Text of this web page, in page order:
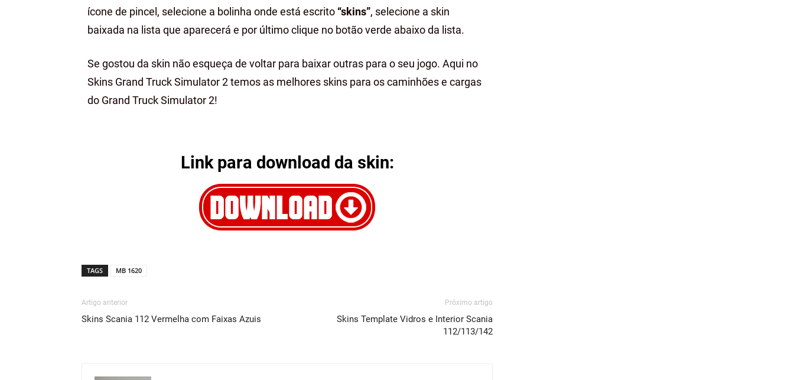
ícone de pincel, selecione a bolinha onde está escrito “skins”, selecione a skin
baixada na lista que aparecerá e por último clique no botão verde abaixo da lista.
Se gostou da skin não esqueça de voltar para baixar outras para o seu jogo. Aqui no
Skins Grand Truck Simulator 2 temos as melhores skins para os caminhões e cargas
do Grand Truck Simulator 2!
Link para download da skin:
TAGS MB 1620
Artigo anterior
Skins Scania 112 Vermelha com Faixas Azuis
Próximo artigo
Skins Template Vidros e Interior Scania
112/113/142